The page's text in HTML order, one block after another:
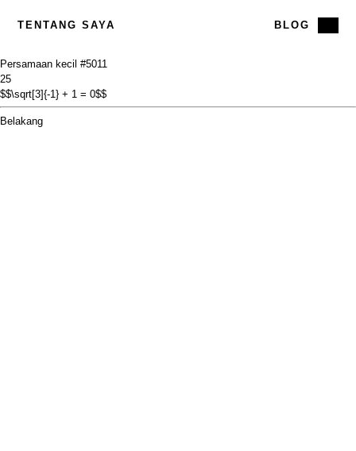
TENTANG SAYA BLOG
Persamaan kecil #5011
25
$$\sqrt[3]{-1} + 1 = 0$$
Belakang